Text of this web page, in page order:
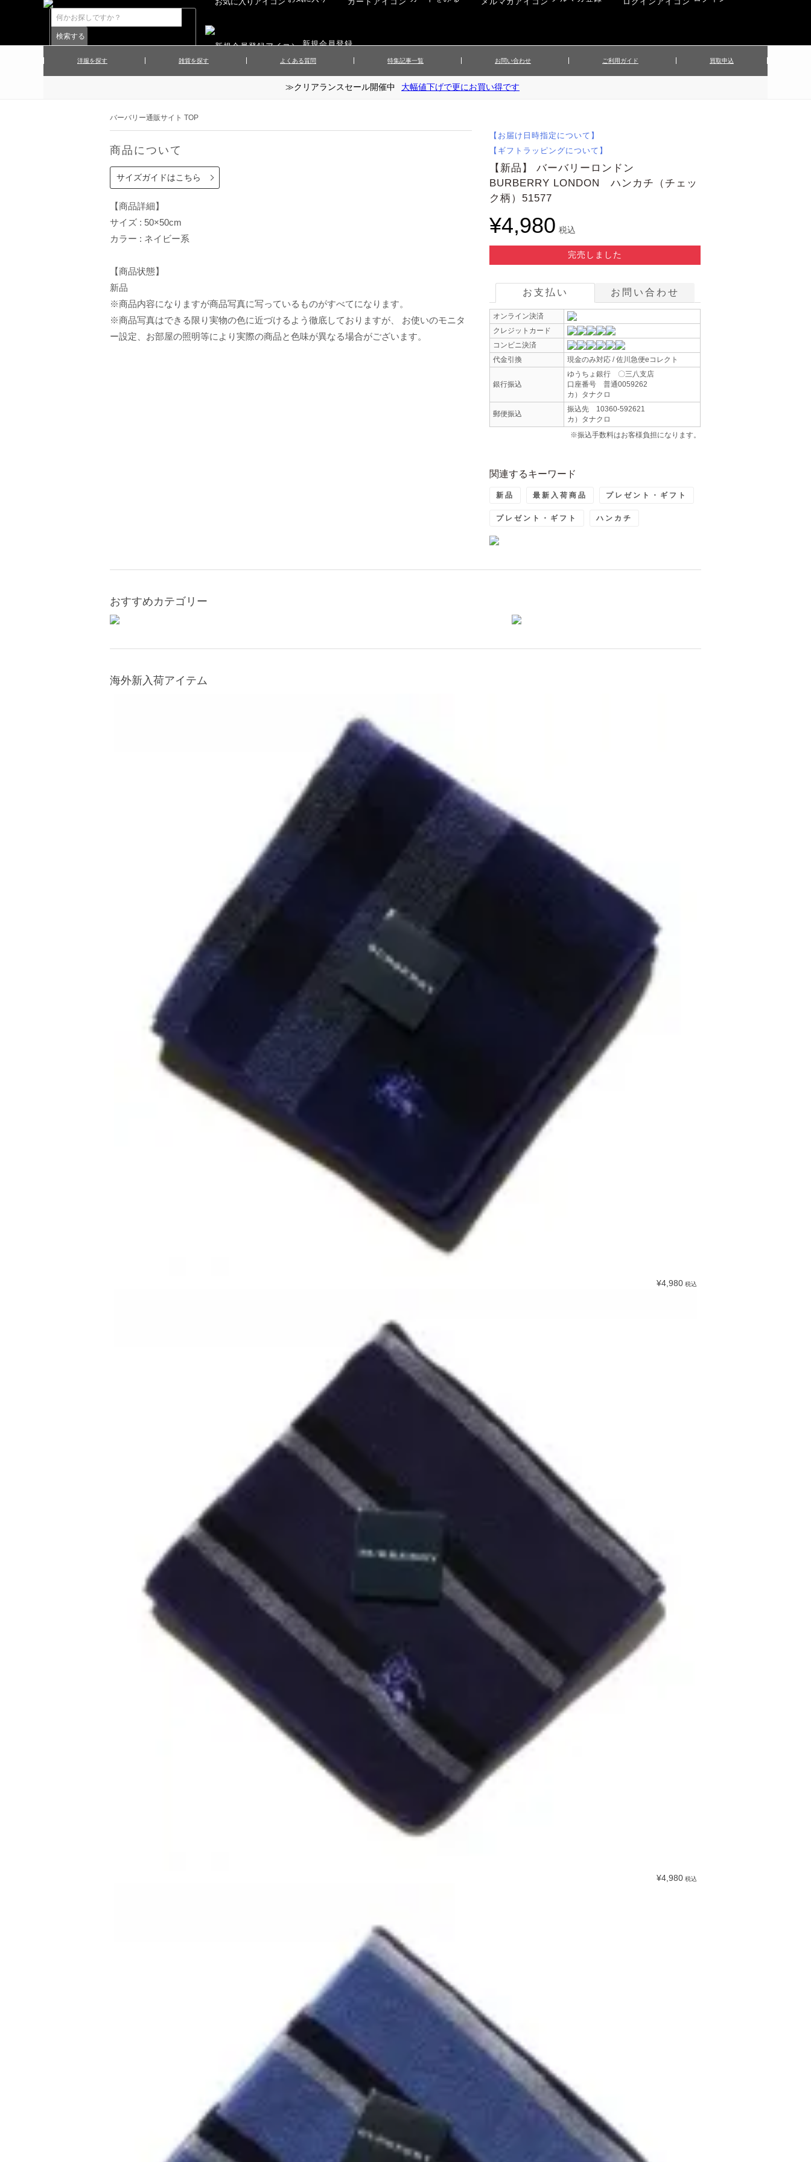
新規会員登録
洋服を探す
▲メンズニット
▲レディースワンピース ▲レディーススカート ▲レディースボトムス
雑貨を探す
▲財布・キーケース
▲アクセサリー
▲マフラー／ストール ▲傘／日傘
▲その他
よくある質問 特集記事一覧 お問い合わせ ご利用ガイド 買取申込
≫クリアランスセール開催中 大幅値下げで更にお買い得です
バーバリー通販サイト TOP
商品について
サイズガイドはこちら
【商品詳細】
サイズ : 50×50cm
カラー : ネイビー系
【商品状態】
新品
※商品内容になりますが商品写真に写っているものがすべてになります。
※商品写真はできる限り実物の色に近づけるよう徹底しておりますが、 お使いのモニタ
ー設定、お部屋の照明等により実際の商品と色味が異なる場合がございます。
【お届け日時指定について】
【ギフトラッピングについて】
【新品】 バーバリーロンドン
BURBERRY LONDON ハンカチ（チェッ
ク柄）51577
¥4,980 税込
完売しました
お支払い お問い合わせ
オンライン決済
クレジットカード
コンビニ決済
代金引換
現金のみ対応 / 佐川急便eコレクト
銀行振込
ゆうちょ銀行 〇三八支店
口座番号 普通0059262
カ）タナクロ
郵便振込
振込先 10360-592621
カ）タナクロ
※振込手数料はお客様負担になります。
関連するキーワード
新品 最新入荷商品 プレゼント・ギフト
プレゼント・ギフト ハンカチ
おすすめカテゴリー
海外新入荷アイテム
¥4,980 税込
¥4,980 税込